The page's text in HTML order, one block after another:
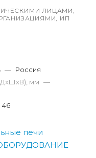
ЛИЦАМИ,
ИП
— Россия
мм —
46
печи